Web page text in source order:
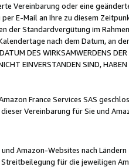
Vereinbarung oder eine
E-Mail an Ihre zu diesem
der Standardvergütung im
nach dem Datum, an
DES WIRKSAMWERDENS
EINVERSTANDEN SIND,
France Services SAS
Vereinbarung für Sie und
Amazon-Websites nach Ländern
Streitbeilegung für die jeweiligen